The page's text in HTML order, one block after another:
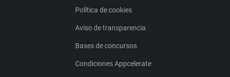
Política de cookies
Aviso de transparencia
Bases de concursos
Condiciones Appcelerate